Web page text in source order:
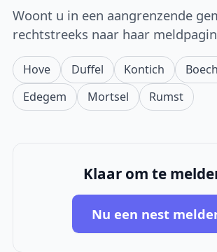
Woont u in een aangrenzende
rechtstreeks naar haar
Hove Duffel Kontich
Edegem
Mortsel Rumst
Klaar om te
Nu een nest